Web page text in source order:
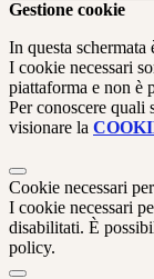
Gestione cookie
In questa
I cookie necessari
piattaforma e non è
Per conoscere quali
visionare la
Cookie necessari
I cookie necessari
disabilitati. È
policy.